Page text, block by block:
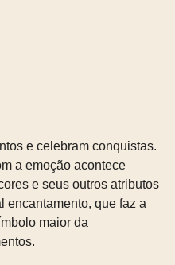
e celebram conquistas.
a emoção acontece
e seus outros atributos
encantamento, que faz a
maior da